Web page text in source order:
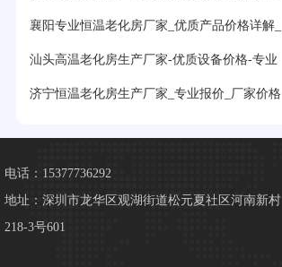
襄阳专业恒温老化房厂家_优质产品价格详解_
汕头高温老化房生产厂家-优质设备价格-专业
济宁恒温老化房生产厂家_专业报价_厂家价格
电话：15377736292
地址：深圳市龙华区观湖街道松元夏社区河南新村
218-3号601